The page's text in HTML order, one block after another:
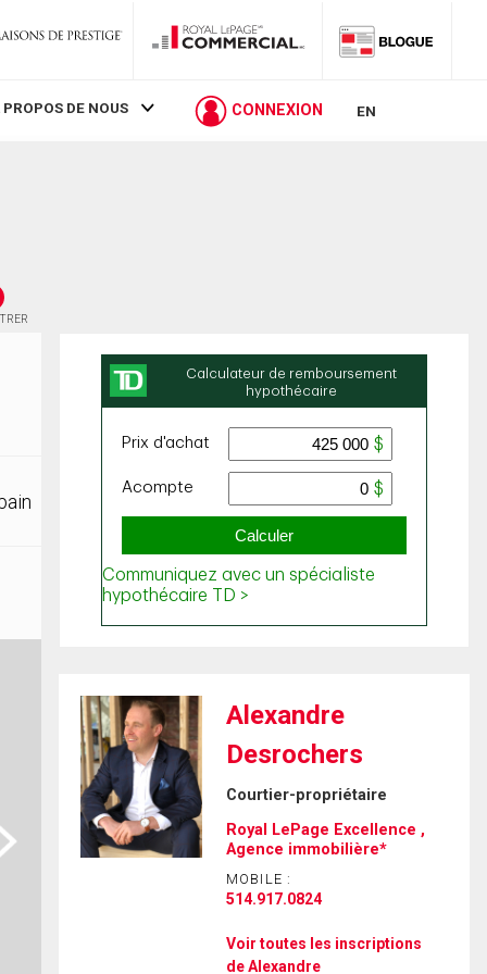
PROPOS DE NOUS CONNEXION EN
Alexandre
Desrochers
Courtier-propriétaire
Royal LePage Excellence ,
Agence immobilière*
MOBILE :
514.917.0824
Voir toutes les inscriptions
de Alexandre